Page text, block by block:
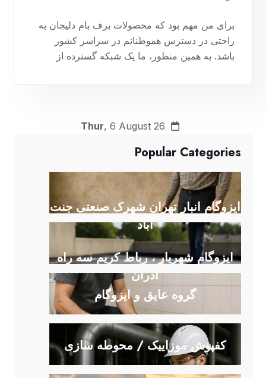
برای من مهم بود که محصولات برف بام دلیجان به
راحتی در دسترس هموطنانم در سراسر کشور
باشد. به همین منظور، ما یک شبکه گسترده از
Thur, 6 August 26
Popular Categories
ایزوگام انبار تهران شهرک صنعتی جنت
آباد
ایزوگام شهریار ، رباط کریم سه راه
ادران
گروه عایق و ایزوگام
کفپوش موزاییک / محوطه سازی